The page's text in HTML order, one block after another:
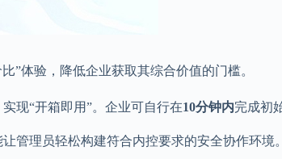
”体验，降低企业获取其综合价值的门槛。
现“开箱即用”。企业可自行在10分钟内完成初
管理员轻松构建符合内控要求的安全协作环